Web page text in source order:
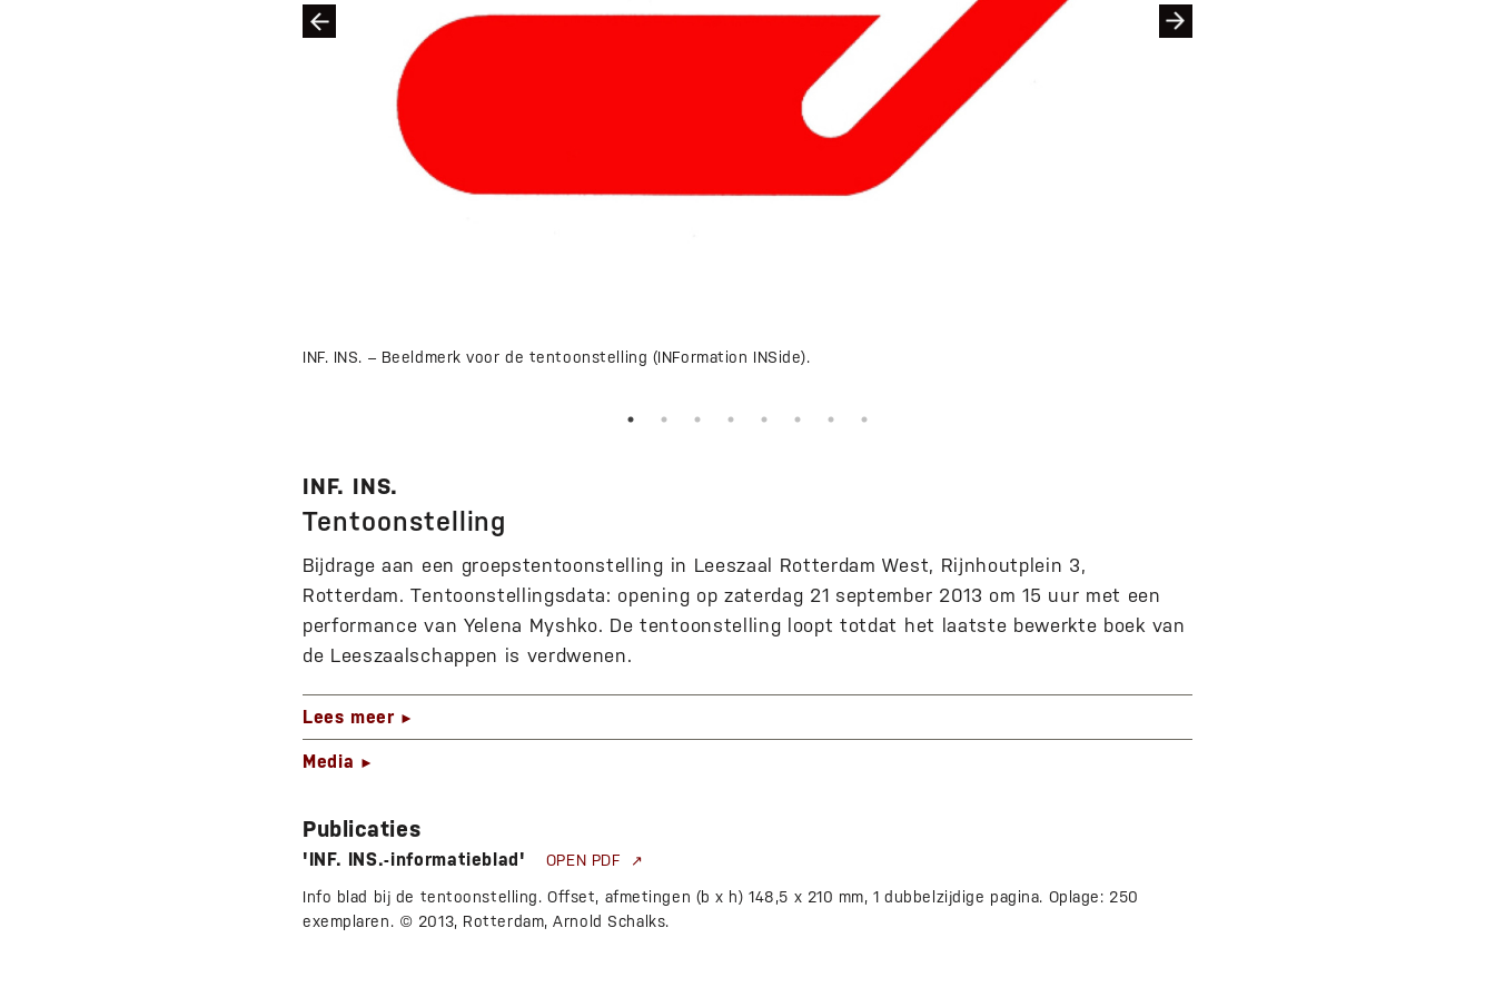
INF. INS. – Beeldmerk voor de tentoonstelling (INFormation INSide).
INF. INS.
Tentoonstelling
Bijdrage aan een groepstentoonstelling in Leeszaal Rotterdam West, Rijnhoutplein 3,
Rotterdam. Tentoonstellingsdata: opening op zaterdag 21 september 2013 om 15 uur met een
performance van Yelena Myshko. De tentoonstelling loopt totdat het laatste bewerkte boek van
de Leeszaalschappen is verdwenen.
Lees meer ►
Media ►
Publicaties
'INF. INS.-informatieblad' OPEN PDF
Info blad bij de tentoonstelling. Offset, afmetingen (b x h) 148,5 x 210 mm, 1 dubbelzijdige pagina. Oplage: 250
exemplaren. © 2013, Rotterdam, Arnold Schalks.